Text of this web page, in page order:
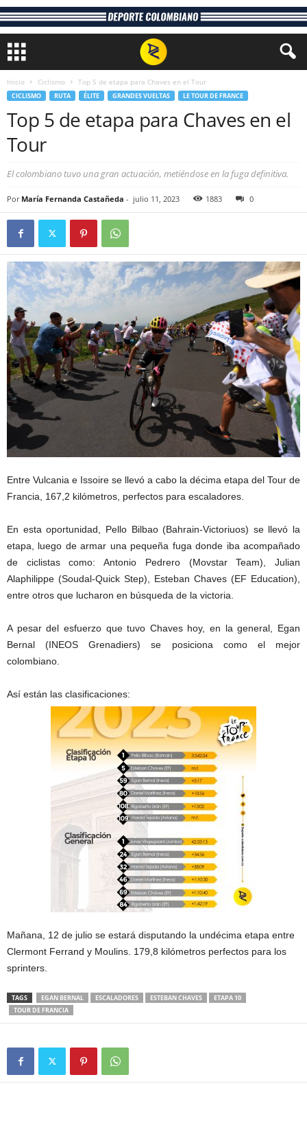
Inicio Ciclismo Top 5 de etapa para Chaves en el Tour
CICLISMO RUTA ÉLITE GRANDES VUELTAS LE TOUR DE FRANCE
Top 5 de etapa para Chaves en el
Tour
El colombiano tuvo una gran actuación, metiéndose en la fuga definitiva.
Por María Fernanda Castañeda - julio 11, 2023 1883 0
Entre Vulcania e Issoire se llevó a cabo la décima etapa del Tour de
Francia, 167,2 kilómetros, perfectos para escaladores.
En esta oportunidad, Pello Bilbao (Bahrain-Victoriuos) se llevó la
etapa, luego de armar una pequeña fuga donde iba acompañado
de ciclistas como: Antonio Pedrero (Movstar Team), Julian
Alaphilippe (Soudal-Quick Step), Esteban Chaves (EF Education),
entre otros que lucharon en búsqueda de la victoria.
A pesar del esfuerzo que tuvo Chaves hoy, en la general, Egan
Bernal (INEOS Grenadiers) se posiciona como el mejor
colombiano.
Así están las clasificaciones:
Mañana, 12 de julio se estará disputando la undécima etapa entre
Clermont Ferrand y Moulins. 179,8 kilómetros perfectos para los
sprinters.
TAGS EGAN BERNAL ESCALADORES ESTEBAN CHAVES
ETAPA 10
TOUR DE FRANCIA